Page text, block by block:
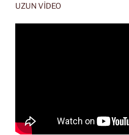
UZUN VİDEO